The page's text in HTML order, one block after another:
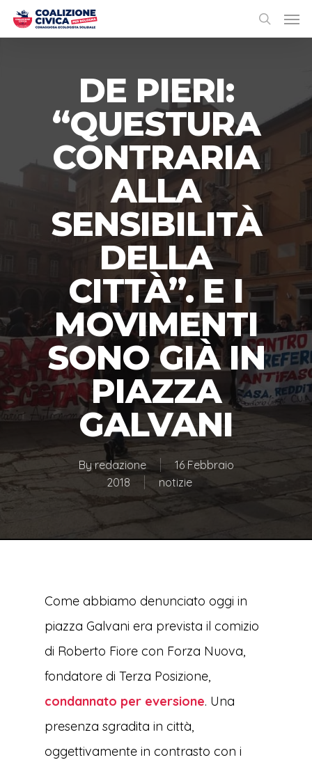
DE PIERI:
“QUESTURA
CONTRARIA
ALLA
SENSIBILITÀ
DELLA
CITTÀ”. E I
MOVIMENTI
SONO GIÀ IN
PIAZZA
GALVANI
Byredazione
16 Febbraio
2018
notizie
Come abbiamo denunciato oggi in
piazza Galvani era prevista il comizio
di Roberto Fiore con Forza Nuova,
fondatore di Terza Posizione,
condannato per eversione. Una
presenza sgradita in città,
oggettivamente in contrasto con i